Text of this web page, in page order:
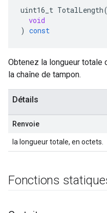
uint16_t TotalLength(
void
) const
Obtenez la longueur totale
la chaîne de tampon.
Détails
Renvoie
la longueur totale, en octets.
Fonctions